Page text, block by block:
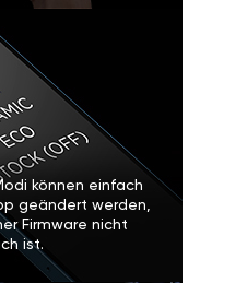
können einfach
geändert werden,
Firmware nicht
ist.